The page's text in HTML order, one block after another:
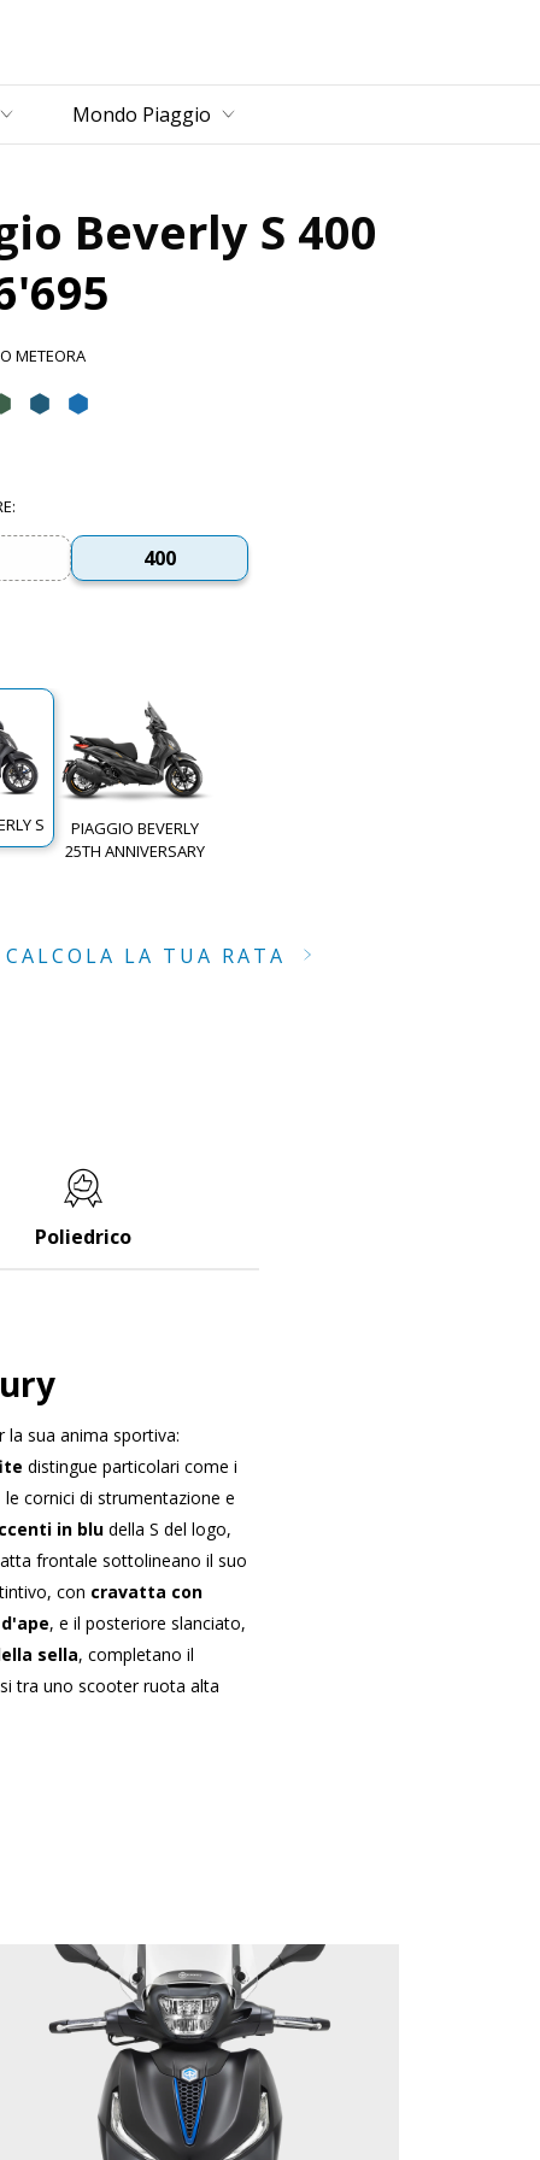
Mondo Piaggio
Beverly S 400
METEORA
Mercurio
Verde Jungle
Blu Lapis
:
400
S
PIAGGIO BEVERLY
25TH ANNIVERSARY
CALCOLA LA TUA RATA
Poliedrico
la sua anima sportiva:
distingue particolari come i
cornici di strumentazione e
in blu della S del logo,
frontale sottolineano il suo
con cravatta con
, e il posteriore slanciato,
sella, completano il
tra uno scooter ruota alta